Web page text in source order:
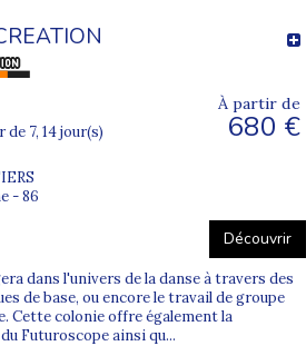
de 7, 14 jour(s)
- 86
À partir de
680 €
Découvrir
dans l'univers de la danse à travers des
de base, ou encore le travail de groupe
Cette colonie offre également la
Futuroscope ainsi qu...